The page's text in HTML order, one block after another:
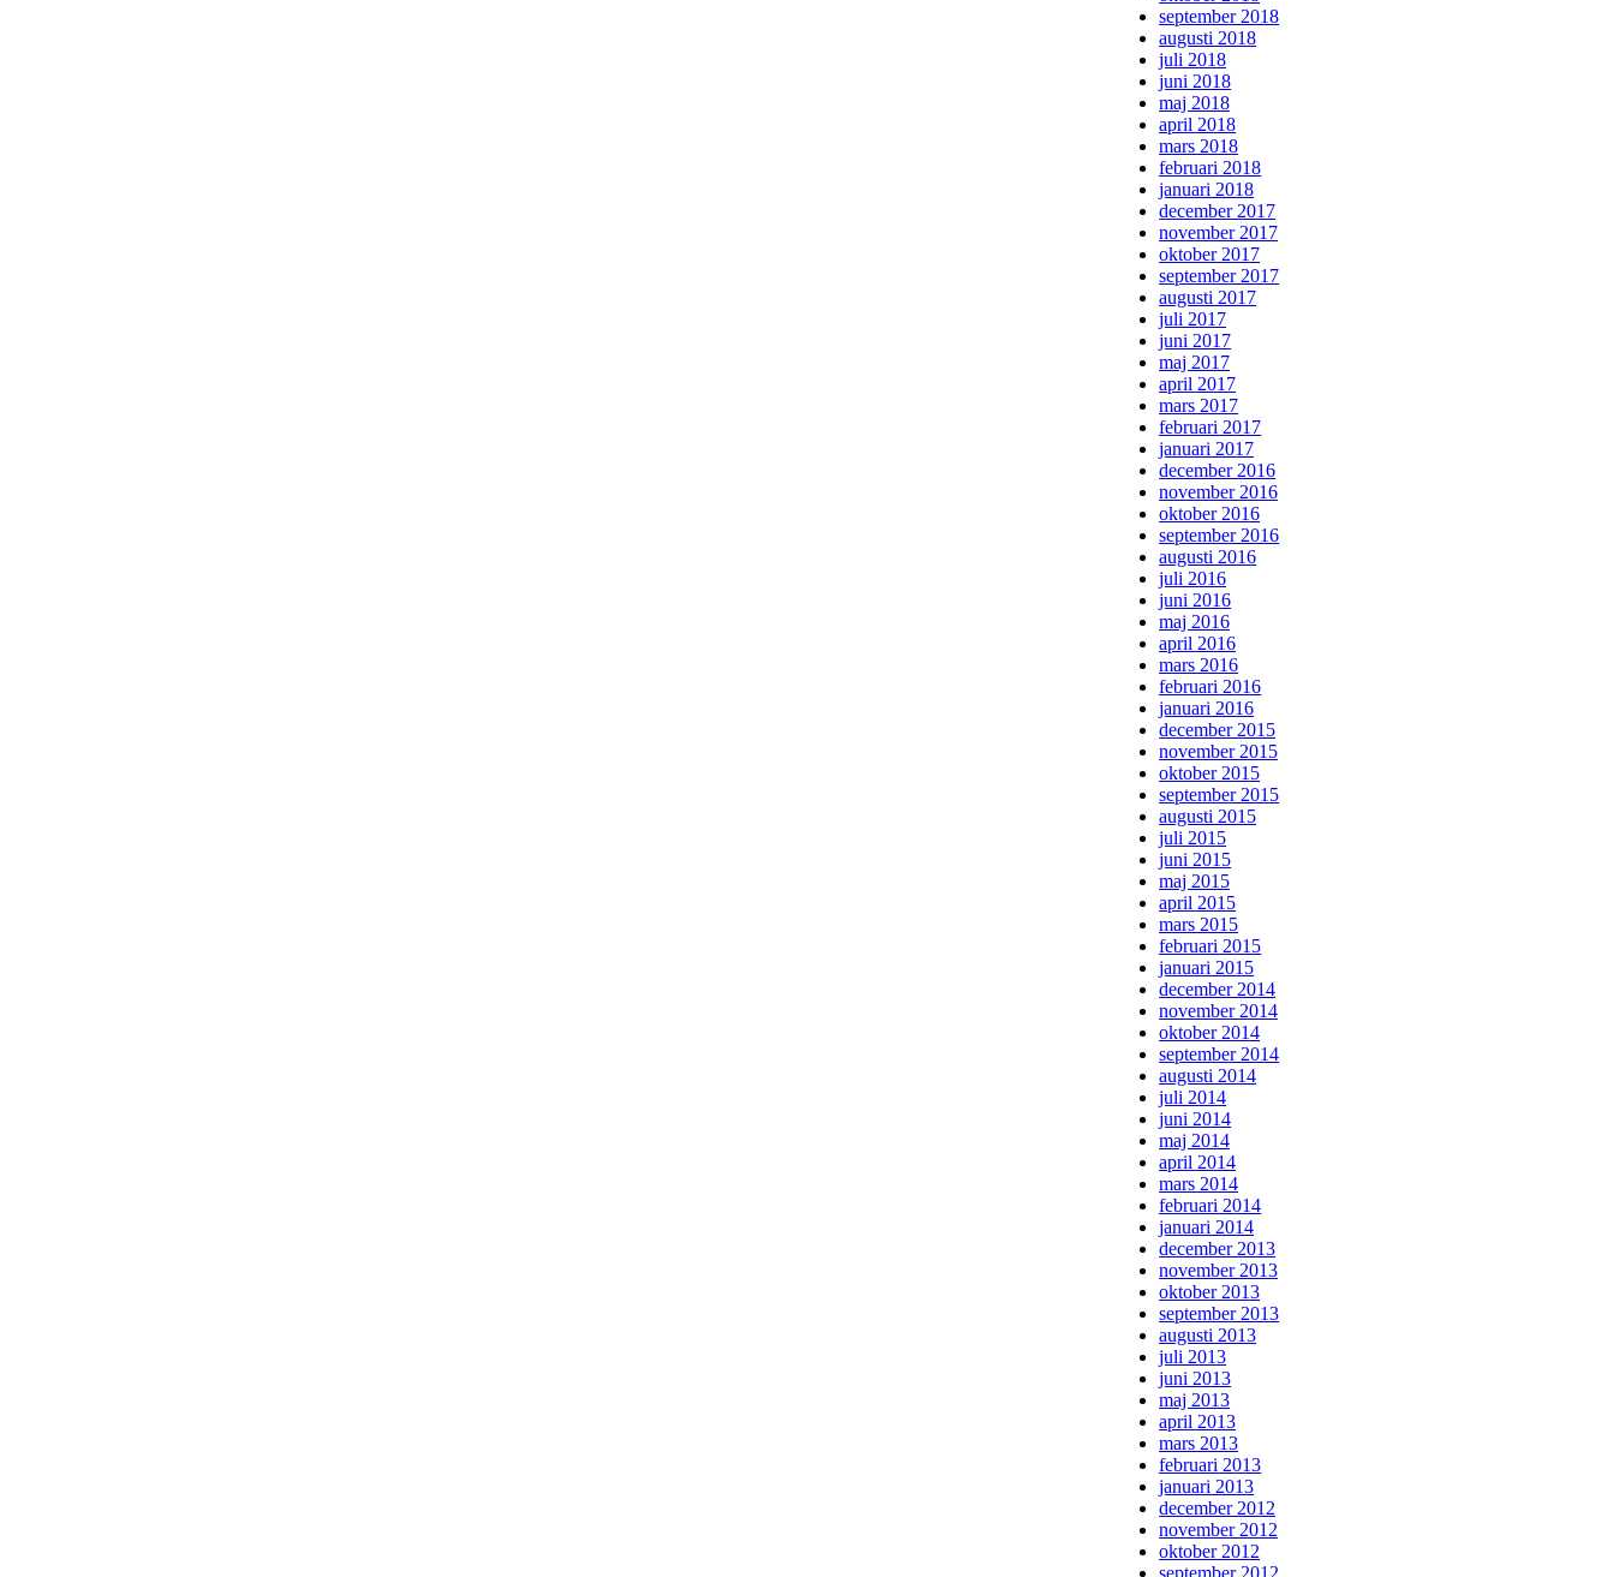
september 2018
augusti 2018
juli 2018
juni 2018
maj 2018
april 2018
mars 2018
februari 2018
januari 2018
december 2017
november 2017
oktober 2017
september 2017
augusti 2017
juli 2017
juni 2017
maj 2017
april 2017
mars 2017
februari 2017
januari 2017
december 2016
november 2016
oktober 2016
september 2016
augusti 2016
juli 2016
juni 2016
maj 2016
april 2016
mars 2016
februari 2016
januari 2016
december 2015
november 2015
oktober 2015
september 2015
augusti 2015
juli 2015
juni 2015
maj 2015
april 2015
mars 2015
februari 2015
januari 2015
december 2014
november 2014
oktober 2014
september 2014
augusti 2014
juli 2014
juni 2014
maj 2014
april 2014
mars 2014
februari 2014
januari 2014
december 2013
november 2013
oktober 2013
september 2013
augusti 2013
juli 2013
juni 2013
maj 2013
april 2013
mars 2013
februari 2013
januari 2013
december 2012
november 2012
oktober 2012
september 2012